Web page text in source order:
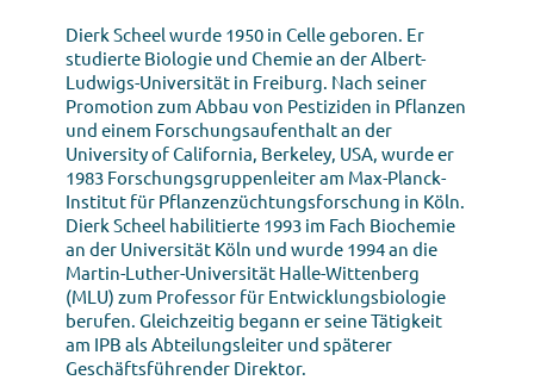
Dierk Scheel wurde 1950 in Celle geboren. Er
studierte Biologie und Chemie an der Albert-
Ludwigs-Universität in Freiburg. Nach seiner
Promotion zum Abbau von Pestiziden in Pflanzen
und einem Forschungsaufenthalt an der
University of California, Berkeley, USA, wurde er
1983 Forschungsgruppenleiter am Max-Planck-
Institut für Pflanzenzüchtungsforschung in Köln.
Dierk Scheel habilitierte 1993 im Fach Biochemie
an der Universität Köln und wurde 1994 an die
Martin-Luther-Universität Halle-Wittenberg
(MLU) zum Professor für Entwicklungsbiologie
berufen. Gleichzeitig begann er seine Tätigkeit
am IPB als Abteilungsleiter und späterer
Geschäftsführender Direktor.